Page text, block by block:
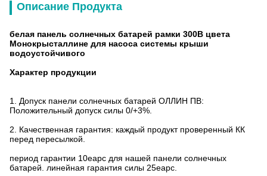
Описание Продукта
белая панель солнечных батарей рамки 300В цвета
Монокрысталлине для насоса системы крыши
водоустойчивого
Характер продукции
1. Допуск панели солнечных батарей ОЛЛИН ПВ:
Положительный допуск силы 0/+3%.
2. Качественная гарантия: каждый продукт проверенный КК
перед пересылкой.
период гарантии 10еарс для нашей панели солнечных
батарей. линейная гарантия силы 25еарс.